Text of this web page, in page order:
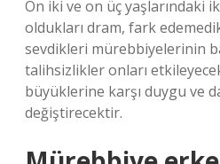
On iki ve on üç yaşlarındaki
oldukları dram, fark
sevdikleri mürebbiyelerinin
talihsizlikler onları
büyüklerine karşı duygu ve
değiştirecektir.